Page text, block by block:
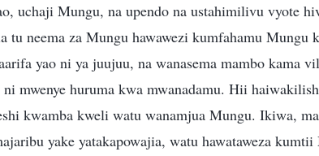
uchaji Mungu, na upendo na ustahimilivu vyote
tu neema za Mungu hawawezi kumfahamu Mungu
yao ni ya juujuu, na wanasema mambo kama
mwenye huruma kwa mwanadamu. Hii
kwamba kweli watu wanamjua Mungu. Ikiwa,
yake yatakapowajia, watu hawataweza